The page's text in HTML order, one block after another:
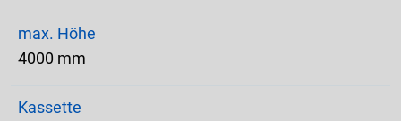
max. Höhe
4000 mm
Kassette